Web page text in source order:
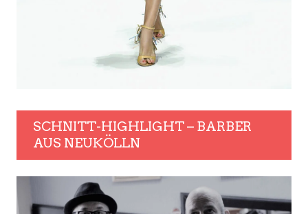
SCHNITT-HIGHLIGHT – BARBER
AUS NEUKÖLLN